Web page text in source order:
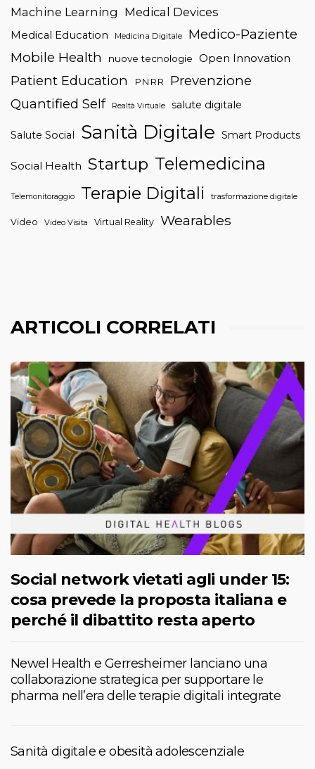
Machine Learning Medical Devices
Medical Education Medicina Digitale
Medico-Paziente
Mobile Health
nuove tecnologie Open Innovation
Patient Education PNRR
Prevenzione
Quantified Self
Realtà Virtuale salute digitale
Salute Social Sanità Digitale Smart Products
Social Health Startup Telemedicina
Telemonitoraggio Terapie Digitali trasformazione digitale
Video Video Visita Virtual Reality Wearables
ARTICOLI CORRELATI
Social network vietati agli under 15:
cosa prevede la proposta italiana e
perché il dibattito resta aperto
Newel Health e Gerresheimer lanciano una
collaborazione strategica per supportare le
pharma nell’era delle terapie digitali integrate
Sanità digitale e obesità adolescenziale